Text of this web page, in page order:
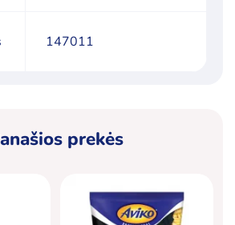
147011
prekės